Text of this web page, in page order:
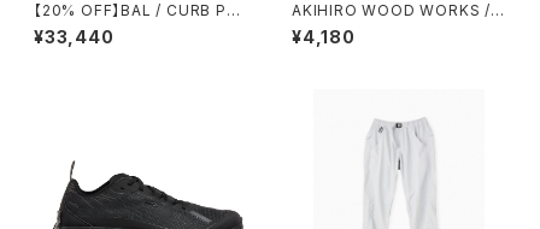
【20% OFF】BAL / CURB PO
CKET FIELD JACKET
¥33,440
AKIHIRO WOOD WORKS /
コンビニタイベック袋
¥4,180